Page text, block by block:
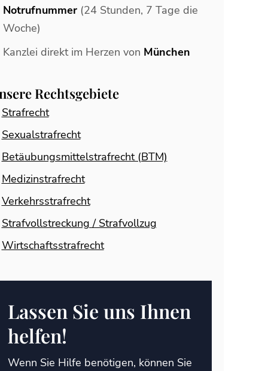
Notrufnummer (24 Stunden, 7 Tage die
Woche)
Kanzlei direkt im Herzen von München
Rechtsgebiete
Strafrecht
Sexualstrafrecht
Betäubungsmittelstrafrecht (BTM)
Medizinstrafrecht
Verkehrsstrafrecht
Strafvollstreckung / Strafvollzug
Wirtschaftsstrafrecht
Lassen Sie uns Ihnen
helfen!
Wenn Sie Hilfe benötigen, können Sie